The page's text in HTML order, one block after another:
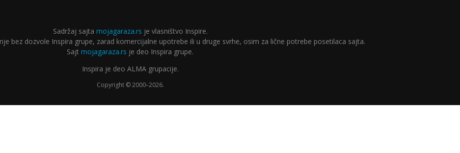
Sadržaj sajta mojagaraza.rs je vlasništvo Inspire.
bez dozvole Inspira grupe, zarad komercijalne upotrebe ili u druge svrhe, osim za lične potrebe posetilaca sajta.
Sajt mojagaraza.rs je deo Inspira grupe.
Inspira je deo ALMA grupacije.
Copyright © 2000–2026.